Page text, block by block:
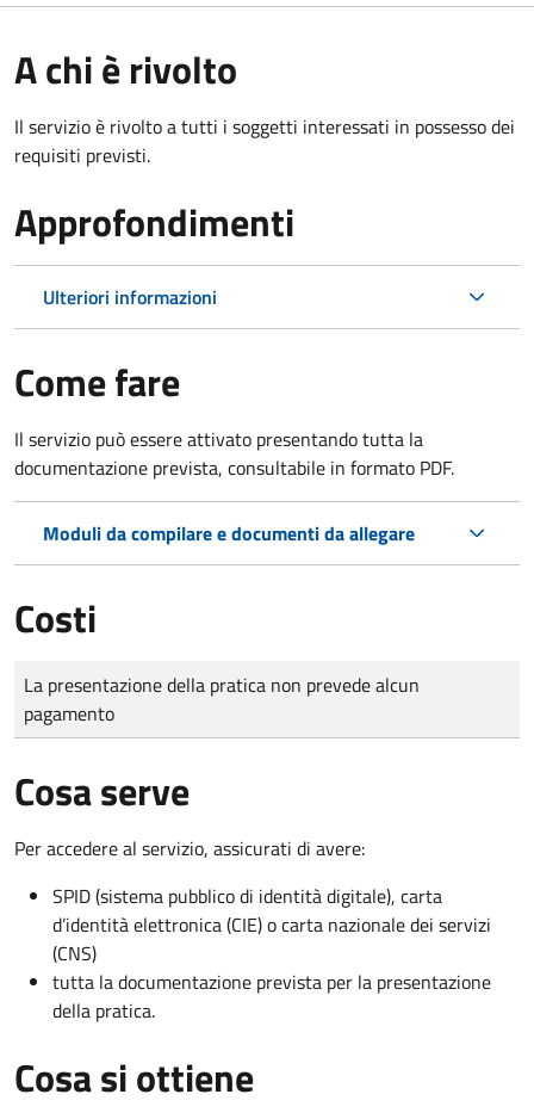
A chi è rivolto
Il servizio è rivolto a tutti i soggetti interessati in possesso dei
requisiti previsti.
Approfondimenti
Ulteriori informazioni
Come fare
Il servizio può essere attivato presentando tutta la
documentazione prevista, consultabile in formato PDF.
Moduli da compilare e documenti da allegare
Costi
Tipo di pagamento
Importo
La presentazione della pratica non prevede alcun
pagamento
Cosa serve
Per accedere al servizio, assicurati di avere:
SPID (sistema pubblico di identità digitale), carta
d’identità elettronica (CIE) o carta nazionale dei servizi
(CNS)
tutta la documentazione prevista per la presentazione
della pratica.
Cosa si ottiene